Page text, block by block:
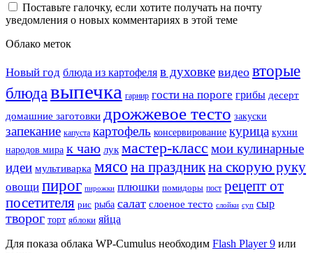
Поставьте галочку, если хотите получать на почту
уведомления о новых комментариях в этой теме
Облако меток
Новый год блюда из картофеля в духовке видео вторые
блюдавыпечка гарнир гости на пороге грибы десерт
домашние заготовки дрожжевое тесто закуски
запекание капуста картофель консервирование курица кухни
народов мира к чаю лук мастер-класс мои кулинарные
идеи мультиварка мясо на праздникна скорую руку
овощи пирог пирожки плюшки помидоры пост рецепт от
посетителя рис рыба салат слоеное тесто слойки суп сыр
творог торт яблоки яйца
Для показа облака WP-Cumulus необходим Flash Player 9 или